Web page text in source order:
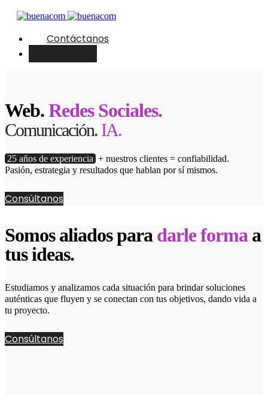
Contáctanos
Web.Redes Sociales.
Comunicación. IA.
25 años de experiencia + nuestros clientes = confiabilidad.
Pasión, estrategia y resultados que hablan por sí mismos.
Consúltanos
Somos aliados para darle forma a
tus ideas.
Estudiamos y analizamos cada situación para brindar soluciones
auténticas que fluyen y se conectan con tus objetivos, dando vida a
tu proyecto.
Consúltanos